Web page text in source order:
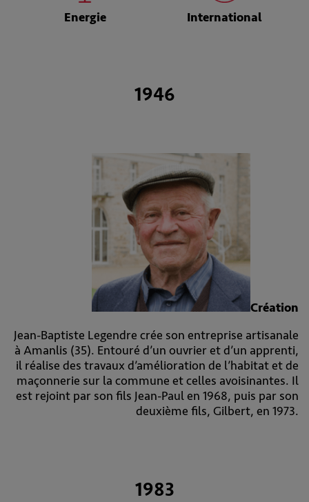
Energie International
1946
Création
Jean-Baptiste Legendre crée son entreprise artisanale
à Amanlis (35). Entouré d’un ouvrier et d’un apprenti,
il réalise des travaux d’amélioration de l’habitat et de
maçonnerie sur la commune et celles avoisinantes. Il
est rejoint par son fils Jean-Paul en 1968, puis par son
deuxième fils, Gilbert, en 1973.
1983